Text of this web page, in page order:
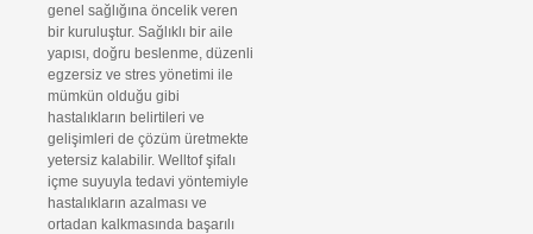
genel sağlığına öncelik veren
bir kuruluştur. Sağlıklı bir aile
yapısı, doğru beslenme, düzenli
egzersiz ve stres yönetimi ile
mümkün olduğu gibi
hastalıkların belirtileri ve
gelişimleri de çözüm üretmekte
yetersiz kalabilir. Welltof şifalı
içme suyuyla tedavi yöntemiyle
hastalıkların azalması ve
ortadan kalkmasında başarılı